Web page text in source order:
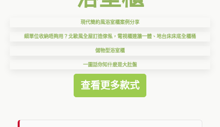
現代簡約風浴室櫃案例分享
細單位收納唔夠用？北歐風全屋訂造傢俬，電視櫃連牆一體、地台床床底全櫃桶
儲物型浴室櫃
一圖話你知什麽是大肚盤
查看更多款式